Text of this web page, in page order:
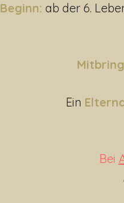
Beginn: ab der 6.
Ein
Bei